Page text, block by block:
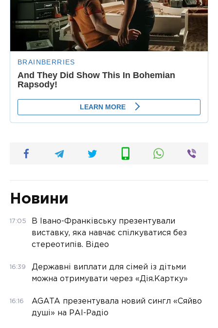
Новини
17:05
В Івано-Франківську презентували
виставку, яка навчає спілкуватися без
стереотипів. Відео
16:39
Державні виплати для сімей із дітьми
можна отримувати через «Дія.Картку»
16:16
AGATA презентувала новий сингл «Сяйво
душі» на РАІ-Радіо